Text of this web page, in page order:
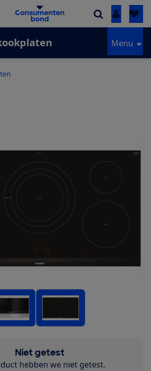
Inloggen
Menu
Niet getest
hebben we niet getest.